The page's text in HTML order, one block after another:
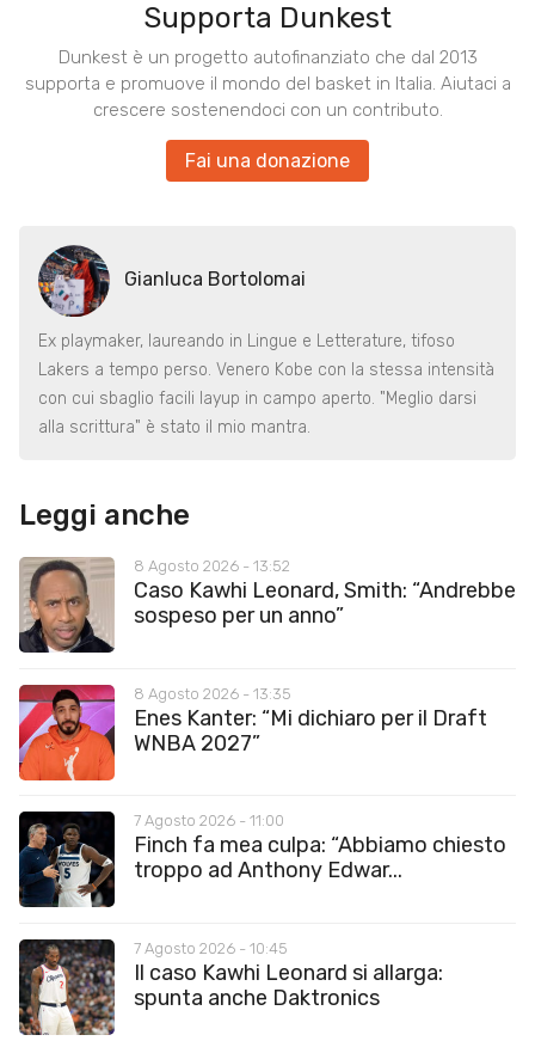
Supporta Dunkest
Dunkest è un progetto autofinanziato che dal 2013
supporta e promuove il mondo del basket in Italia. Aiutaci a
crescere sostenendoci con un contributo.
Fai una donazione
Gianluca Bortolomai
Ex playmaker, laureando in Lingue e Letterature, tifoso
Lakers a tempo perso. Venero Kobe con la stessa intensità
con cui sbaglio facili layup in campo aperto. "Meglio darsi
alla scrittura" è stato il mio mantra.
Leggi anche
8 Agosto 2026 - 13:52
Caso Kawhi Leonard, Smith: “Andrebbe
sospeso per un anno”
8 Agosto 2026 - 13:35
Enes Kanter: “Mi dichiaro per il Draft
WNBA 2027”
7 Agosto 2026 - 11:00
Finch fa mea culpa: “Abbiamo chiesto
troppo ad Anthony Edwar...
7 Agosto 2026 - 10:45
Il caso Kawhi Leonard si allarga:
spunta anche Daktronics